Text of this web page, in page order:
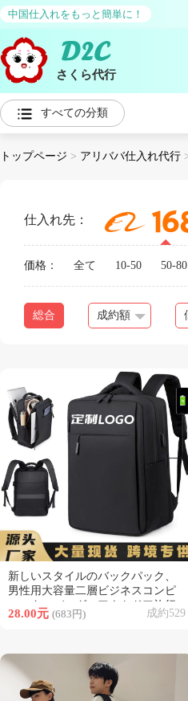
中国仕入れをもっと簡単に！
さくら代行
すべての分類
トップページ > アリババ仕入れ代行
仕入れ先：
価格： 全て 10-50 50-80
総合 成約額
類似商品
新しいスタイルのバックパック、
男性用大容量二層ビジネスコンピ
ューターバッグ、アウトドア旅行
用バックパック、女性用バックパ
28.00元 (683円) 成約529